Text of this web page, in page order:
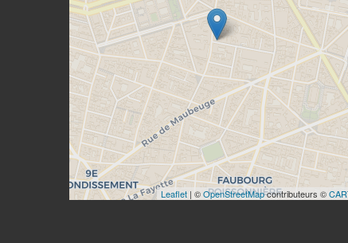
Leaflet| ©OpenStreetMapcontributeurs ©